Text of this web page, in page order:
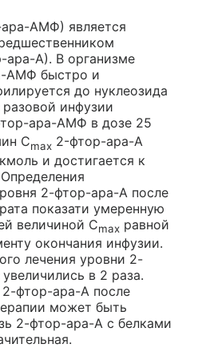
АМФ) является
ара-А). В организме
АМФ быстро и
до нуклеозида
инфузии
ара-АМФ в дозе 25
Cmax 2-фтор-ара-А
и достигается к
2-фтор-ара-А после
показати умеренную
величиной Cmax равной
окончания инфузии.
лечения уровни 2-
в 2 раза.
фтор-ара-А после
может быть
2-фтор-ара-А с белками